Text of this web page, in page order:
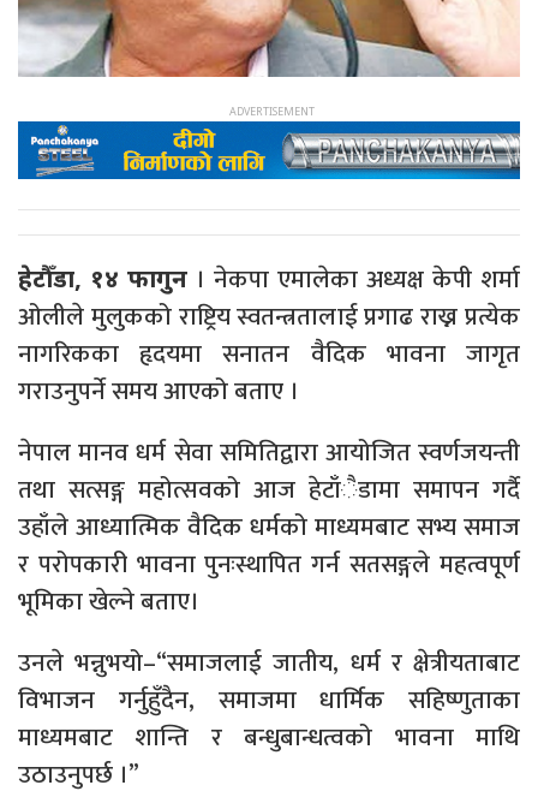
हेटौँडा, १४ फागुन । नेकपा एमालेका अध्यक्ष केपी शर्मा
ओलीले मुलुकको राष्ट्रिय स्वतन्त्रतालाई प्रगाढ राख्न प्रत्येक
नागरिकका हृदयमा सनातन वैदिक भावना जागृत
गराउनुपर्ने समय आएको बताए ।
नेपाल मानव धर्म सेवा समितिद्वारा आयोजित स्वर्णजयन्ती
तथा सत्सङ्ग महोत्सवको आज हेटाँैडामा समापन गर्दै
उहाँले आध्यात्मिक वैदिक धर्मको माध्यमबाट सभ्य समाज
र परोपकारी भावना पुनःस्थापित गर्न सतसङ्गले महत्वपूर्ण
भूमिका खेल्ने बताए।
उनले भन्नुभयो–“समाजलाई जातीय, धर्म र क्षेत्रीयताबाट
विभाजन गर्नुहुँदैन, समाजमा धार्मिक सहिष्णुताका
माध्यमबाट शान्ति र बन्धुबान्धत्वको भावना माथि
उठाउनुपर्छ ।”